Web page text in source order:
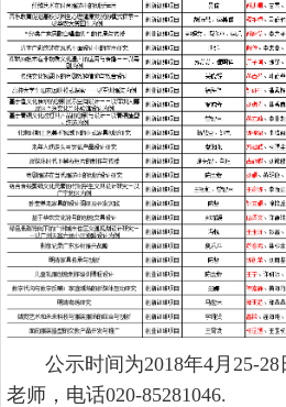
公示时间为2018年4月25-28
老师，电话020-85281046.